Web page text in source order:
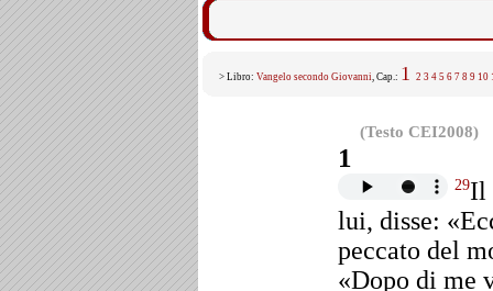
> Libro: Vangelo secondo Giovanni, Cap.: 1 2 3 4 5 6 7 8 9 10
(Testo CEI2008)
1
29Il
lui, disse:
peccato del
«Dopo di me